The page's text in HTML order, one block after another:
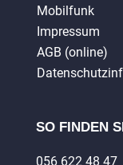
Mobilfunk
Impressum
AGB (online)
SO FINDEN
056 622 48 47